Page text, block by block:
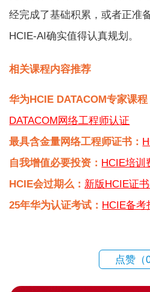
经完成了基础积累，或者正准
HCIE-AI确实值得认真规划。
相关课程内容推荐
华为HCIE DATACOM专家课程
DATACOM网络工程师认证
最具含金量网络工程师证书：
自我增值必要投资： HCIE培训
HCIE会过期么： 新版HCIE证
25年华为认证考试： HCIE备考
点赞（